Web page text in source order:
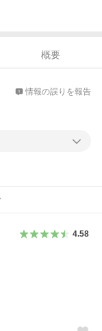
概要
情報の誤りを報告
4.58